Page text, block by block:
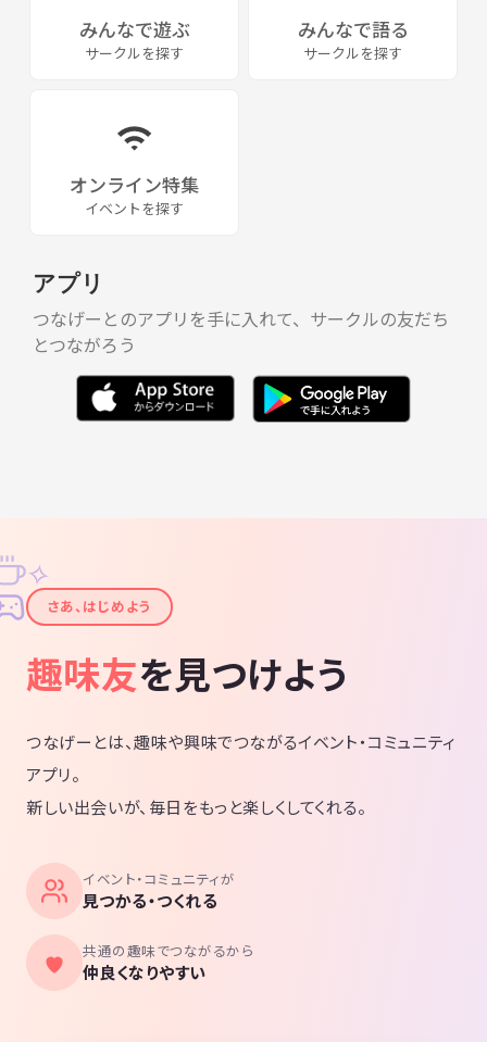
みんなで遊ぶ
サークルを探す
みんなで語る
サークルを探す
オンライン特集
イベントを探す
アプリ
つなげーとのアプリを手に入れて、サークルの友だち
とつながろう
✦
✧
さあ、はじめよう
趣味友を見つけよう
つなげーとは、趣味や興味でつながるイベント・コミュニティ
アプリ。
新しい出会いが、毎日をもっと楽しくしてくれる。
イベント・コミュニティが
見つかる・つくれる
共通の趣味でつながるから
仲良くなりやすい